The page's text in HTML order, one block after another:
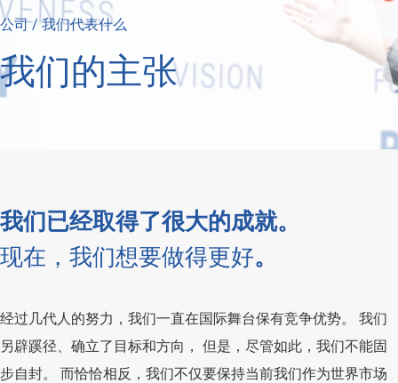
公司 / 我们代表什么
我们的主张
我们已经取得了很大的成就。
现在，我们想要做得更好。
经过几代人的努力，我们一直在国际舞台保有竞争优势。 我们
另辟蹊径、确立了目标和方向， 但是，尽管如此，我们不能固
步自封。 而恰恰相反，我们不仅要保持当前我们作为世界市场